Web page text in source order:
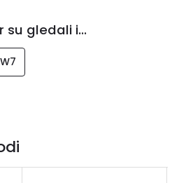
profesionalnog
su gledali i...
W7